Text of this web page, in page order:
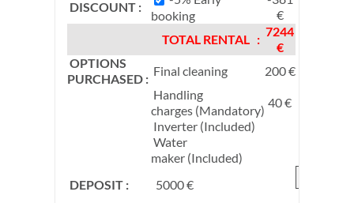
DISCOUNT :
booking
€
TOTAL RENTAL :
7244
€
OPTIONS
PURCHASED :
Final cleaning
200 €
Handling
charges (Mandatory)
40 €
Inverter (Included)
Water
maker (Included)
DEPOSIT :
5000 €